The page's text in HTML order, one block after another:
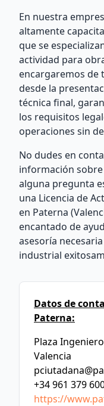
En nuestra
altamente
que se
actividad para
encargaremos de
desde la
técnica final,
los requisitos
operaciones sin
No dudes en
información
alguna pregunta
una Licencia de
en Paterna
encantado de
asesoría
industrial
Datos de
Paterna:
Plaza
Valencia
+34 961 379
https://